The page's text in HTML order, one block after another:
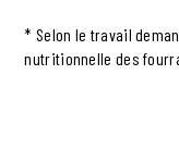
* Selon le travail
nutritionnelle des